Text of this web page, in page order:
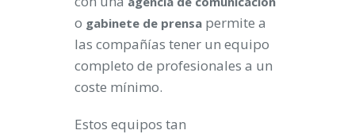
o gabinete de prensa permite a
las compañías tener un equipo
completo de profesionales a un
coste mínimo.
Estos equipos tan